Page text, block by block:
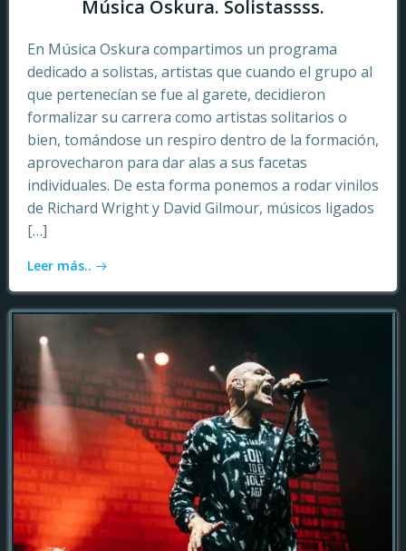
Música Oskura. Solistassss.
En Música Oskura compartimos un programa
dedicado a solistas, artistas que cuando el grupo al
que pertenecían se fue al garete, decidieron
formalizar su carrera como artistas solitarios o
bien, tomándose un respiro dentro de la formación,
aprovecharon para dar alas a sus facetas
individuales. De esta forma ponemos a rodar vinilos
de Richard Wright y David Gilmour, músicos ligados
[…]
Leer más..